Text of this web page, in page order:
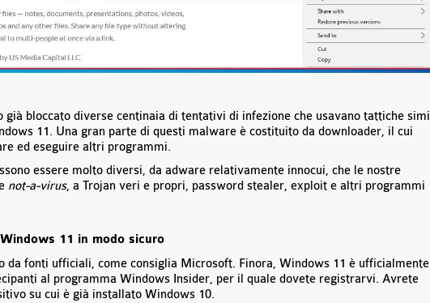
già bloccato diverse centinaia di tentativi di infezione che usavano tattiche
11. Una gran parte di questi malware è costituito da downloader, il cui
ed eseguire altri programmi.
essere molto diversi, da adware relativamente innocui, che le nostre
not-a-virus, a Trojan veri e propri, password stealer, exploit e altri programmi
11 in modo sicuro
da fonti ufficiali, come consiglia Microsoft. Finora, Windows 11 è ufficialmente
al programma Windows Insider, per il quale dovete registrarvi. Avrete
su cui è già installato Windows 10.